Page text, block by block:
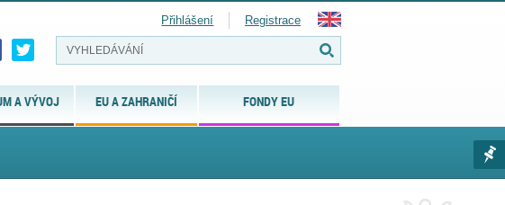
A VÝVOJ EU A ZAHRANIČÍ FONDY EU
Přihlášení Registrace